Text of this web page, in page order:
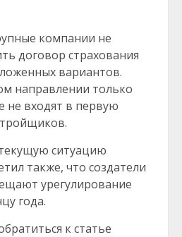
компании не
договор страхования
вариантов.
направлении только
не входят в первую
ситуацию
также, что создатели
урегулирование
года.
к статье